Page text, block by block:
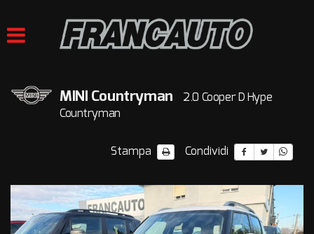
ACQUISTIAMO USATO
ASSISTENZA
CONTATTI
MINI Countryman
2.0 Cooper D Hype
Countryman
Stampa Condividi